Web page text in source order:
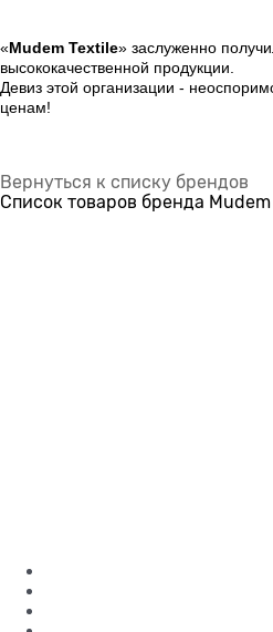
«Mudem Textile» заслуженно
высококачественной продукции.
Девиз этой организации -
ценам!
Вернуться к списку брендов
Список товаров бренда Mudem